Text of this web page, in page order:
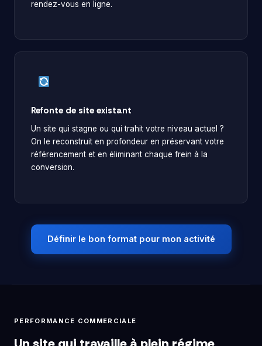
rendez-vous en ligne.
Refonte de site existant
Un site qui stagne ou qui trahit votre niveau actuel ?
On le reconstruit en profondeur en préservant votre
référencement et en éliminant chaque frein à la
conversion.
Définir le bon format pour mon activité
PERFORMANCE COMMERCIALE